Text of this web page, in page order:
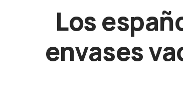
Los
envases